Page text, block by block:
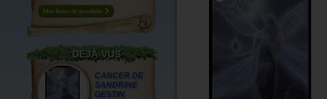
Mes listes de produits
DÉJÀ VUS
CANCER DE
SANDRINE
GESTIN